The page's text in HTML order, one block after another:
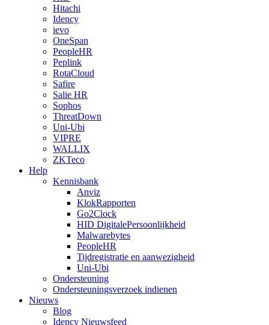
Hitachi
Idency
ievo
OneSpan
PeopleHR
Peplink
RotaCloud
Safire
Salie HR
Sophos
ThreatDown
Uni-Ubi
VIPRE
WALLIX
ZKTeco
Help
Kennisbank
Anviz
KlokRapporten
Go2Clock
HID DigitalePersoonlijkheid
Malwarebytes
PeopleHR
Tijdregistratie en aanwezigheid
Uni-Ubi
Ondersteuning
Ondersteuningsverzoek indienen
Nieuws
Blog
Idency Nieuwsfeed